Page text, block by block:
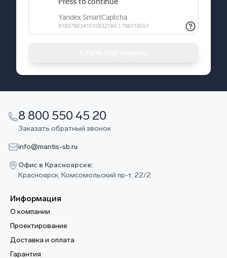
8 800 550 45 20
Заказать обратный звонок
info@mantis-sb.ru
Офис в Красноярске:
Красноярск, Комсомольский пр-т, 22/2
Информация
О компании
Проектирование
Доставка и оплата
Гарантия